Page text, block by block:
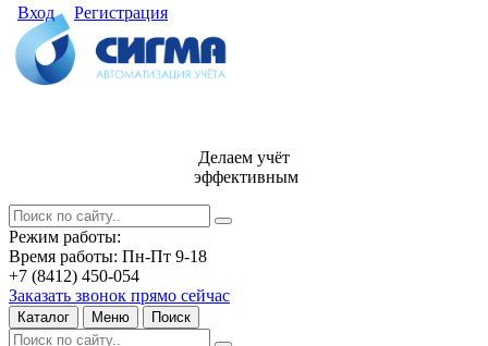
Вход Регистрация
Делаем учёт
эффективным
Режим работы:
Время работы: Пн-Пт 9-18
+7 (8412) 450-054
Заказать звонок прямо сейчас
Каталог Меню Поиск